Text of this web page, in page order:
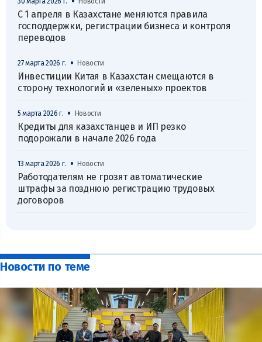
С 1 апреля в Казахстане меняются правила
господдержки, регистрации бизнеса и контроля
переводов
27 марта 2026 г. • Новости
Инвестиции Китая в Казахстан смещаются в
сторону технологий и «зеленых» проектов
5 марта 2026 г. • Новости
Кредиты для казахстанцев и ИП резко
подорожали в начале 2026 года
13 марта 2026 г. • Новости
Работодателям не грозят автоматические
штрафы за позднюю регистрацию трудовых
договоров
Новости по теме